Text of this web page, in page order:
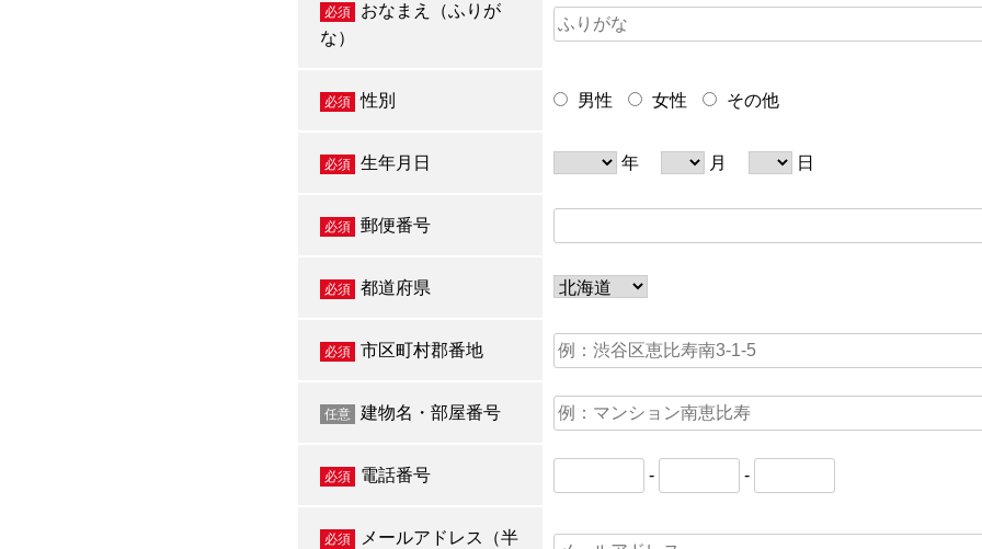
必須
おなまえ（ふりが
な）
必須 性別 男性 女性 その他
必須 生年月日 年 月 日
必須 郵便番号
必須 都道府県
必須 市区町村郡番地
任意 建物名・部屋番号
必須 電話番号 - -
必須
メールアドレス（半